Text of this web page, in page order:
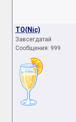
TO(Nic)
Завсегдатай
Сообщения: 999